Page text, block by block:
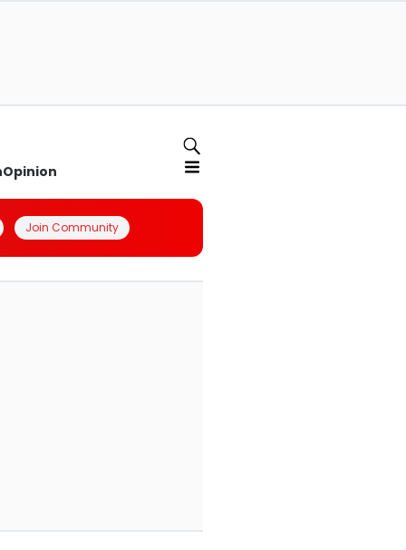
Opinion
Join Community